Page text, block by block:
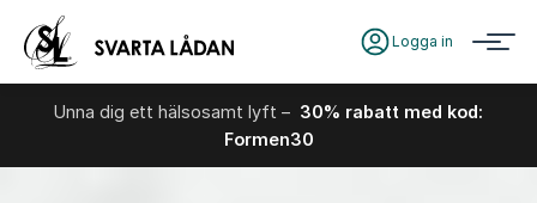
Logga in
Unna dig ett hälsosamt lyft – 30% rabatt med kod:
Formen30